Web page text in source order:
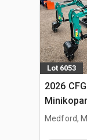
Lot 6053
2026
Medford,